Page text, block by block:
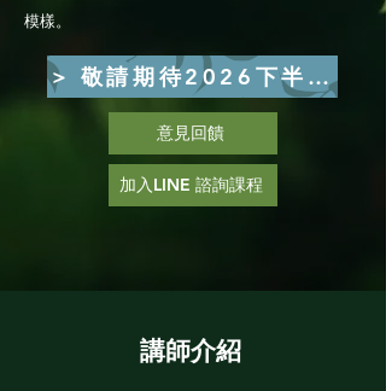
模樣。
> 敬請期待2026下半年課程
意見回饋
加入LINE 諮詢課程
講師介紹